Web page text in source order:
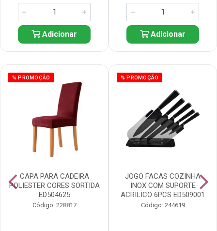
Adicionar Adicionar
% PROMOÇÃO
CAPA PARA CADEIRA
POLIESTER CORES SORTIDA
ED504625
Código: 228817
% PROMOÇÃO
JOGO FACAS COZINHA
INOX COM SUPORTE
ACRILICO 6PCS ED509001
Código: 244619